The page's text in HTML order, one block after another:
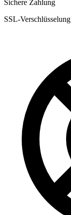
Sichere Zahlung
SSL-Verschlüsselung